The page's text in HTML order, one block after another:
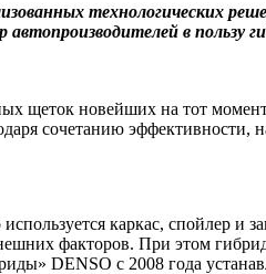
технологических
автопроизводителей в
щеток новейших на тот
сочетанию эффективности,
каркас, спойлер и
факторов. При этом
DENSO с 2008 года